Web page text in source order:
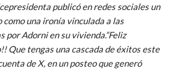
publicó en redes sociales un
una ironía vinculada a las
por Adorni en su vivienda.“Feliz
Que tengas una cascada de éxitos este
de X, en un posteo que generó